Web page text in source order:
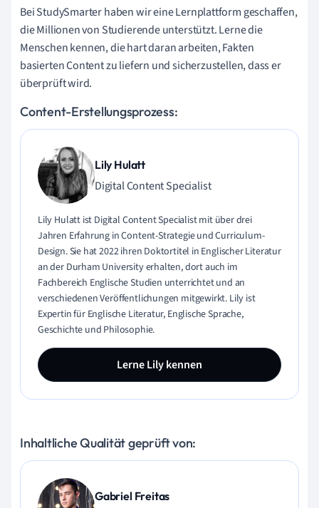
Bei StudySmarter haben wir eine Lernplattform geschaffen,
die Millionen von Studierende unterstützt. Lerne die
Menschen kennen, die hart daran arbeiten, Fakten
basierten Content zu liefern und sicherzustellen, dass er
überprüft wird.
Content-Erstellungsprozess:
Lily Hulatt
Digital Content Specialist
Lily Hulatt ist Digital Content Specialist mit über drei
Jahren Erfahrung in Content-Strategie und Curriculum-
Design. Sie hat 2022 ihren Doktortitel in Englischer Literatur
an der Durham University erhalten, dort auch im
Fachbereich Englische Studien unterrichtet und an
verschiedenen Veröffentlichungen mitgewirkt. Lily ist
Expertin für Englische Literatur, Englische Sprache,
Geschichte und Philosophie.
Lerne Lily kennen
Inhaltliche Qualität geprüft von:
Gabriel Freitas